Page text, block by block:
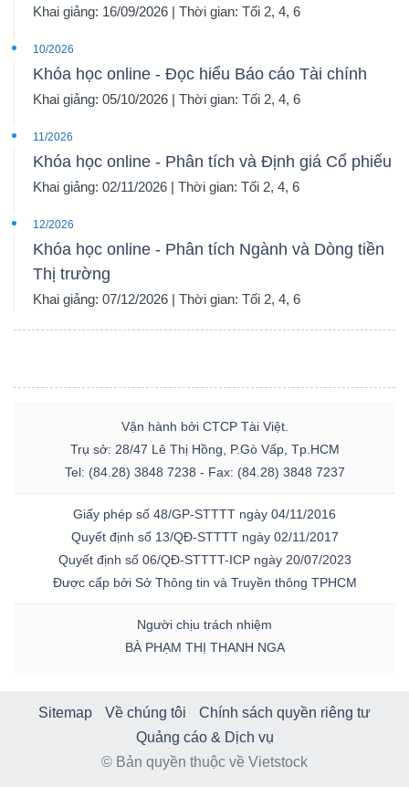
Khai giảng: 16/09/2026 | Thời gian: Tối 2, 4, 6
10/2026
Khóa học online - Đọc hiểu Báo cáo Tài chính
Khai giảng: 05/10/2026 | Thời gian: Tối 2, 4, 6
11/2026
Khóa học online - Phân tích và Định giá Cổ phiếu
Khai giảng: 02/11/2026 | Thời gian: Tối 2, 4, 6
12/2026
Khóa học online - Phân tích Ngành và Dòng tiền
Thị trường
Khai giảng: 07/12/2026 | Thời gian: Tối 2, 4, 6
Vận hành bởi CTCP Tài Việt.
Trụ sở: 28/47 Lê Thị Hồng, P.Gò Vấp, Tp.HCM
Tel: (84.28) 3848 7238 - Fax: (84.28) 3848 7237
Giấy phép số 48/GP-STTTT ngày 04/11/2016
Quyết định số 13/QĐ-STTTT ngày 02/11/2017
Quyết định số 06/QĐ-STTTT-ICP ngày 20/07/2023
Được cấp bởi Sở Thông tin và Truyền thông TPHCM
Người chịu trách nhiệm
BÀ PHẠM THỊ THANH NGA
Sitemap Về chúng tôi
Chính sách quyền riêng tư
Quảng cáo & Dịch vụ
© Bản quyền thuộc về Vietstock